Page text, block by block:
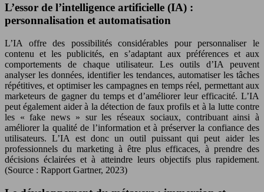
L’essor de l’intelligence artificielle (IA) :
personnalisation et automatisation
L’IA offre des possibilités considérables pour personnaliser le
contenu et les publicités, en s’adaptant aux préférences et aux
comportements de chaque utilisateur. Les outils d’IA peuvent
analyser les données, identifier les tendances, automatiser les tâches
répétitives, et optimiser les campagnes en temps réel, permettant aux
marketeurs de gagner du temps et d’améliorer leur efficacité. L’IA
peut également aider à la détection de faux profils et à la lutte contre
les « fake news » sur les réseaux sociaux, contribuant ainsi à
améliorer la qualité de l’information et à préserver la confiance des
utilisateurs. L’IA est donc un outil puissant qui peut aider les
professionnels du marketing à être plus efficaces, à prendre des
décisions éclairées et à atteindre leurs objectifs plus rapidement.
(Source : Rapport Gartner, 2023)